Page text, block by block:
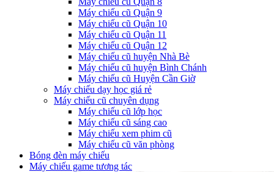
Máy chiếu cũ Quận 9
Máy chiếu cũ Quận 10
Máy chiếu cũ Quận 11
Máy chiếu cũ Quận 12
Máy chiếu cũ huyện Nhà Bè
Máy chiếu cũ huyện Bình Chánh
Máy chiếu cũ Huyện Cần Giờ
Máy chiếu dạy học giá rẻ
Máy chiếu cũ chuyên dụng
Máy chiếu cũ lớp học
Máy chiếu cũ sáng cao
Máy chiếu xem phim cũ
Máy chiếu cũ văn phòng
Bóng đèn máy chiếu
Máy chiếu game tương tác